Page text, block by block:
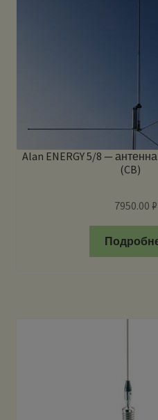
Alan ENERGY 5/8 —
(CB)
7950.00₽